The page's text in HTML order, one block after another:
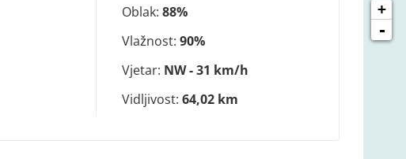
Oblak: 88%
Vlažnost: 90%
Vjetar: NW - 31 km/h
Vidljivost: 64,02 km
+
-